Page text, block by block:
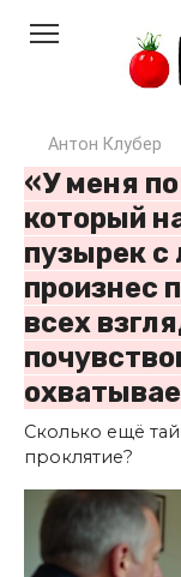
Антон Клубер
«У меня
который
пузырек с
произнес
всех
Сколько ещё
проклятие?